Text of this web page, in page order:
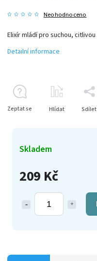
Neohodnoceno
209 Kč
Skladem
Elixír mládí pro suchou,
Detailní informace
Zeptat se Hlídat Sdílet